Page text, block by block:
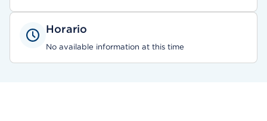
Horario
No available information at this time